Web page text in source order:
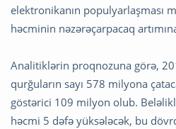
elektronikanın populyarlaşması
həcminin nəzərəçarpacaq
Analitiklərin proqnozuna görə,
qurğuların sayı 578 milyona
göstərici 109 milyon olub.
həcmi 5 dəfə yüksələcək, bu